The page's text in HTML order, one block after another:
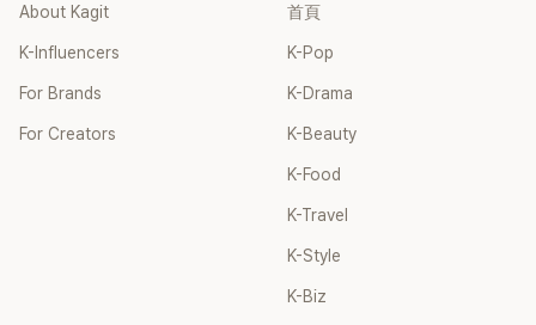
About Kagit
K-Influencers
For Brands
For Creators
首頁
K-Pop
K-Drama
K-Beauty
K-Food
K-Travel
K-Style
K-Biz